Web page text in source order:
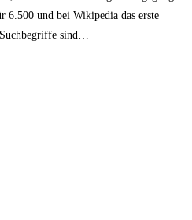
6.500 und bei Wikipedia das erste
Suchbegriffe sind…